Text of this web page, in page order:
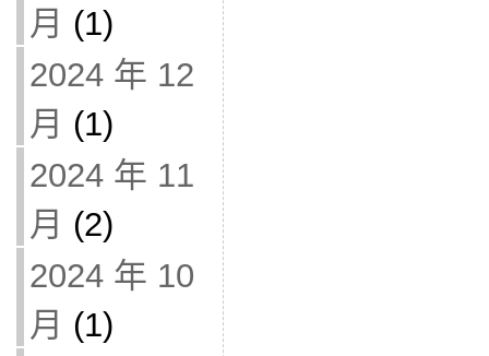
月 (1)
2024 年 12
月 (1)
2024 年 11
月 (2)
2024 年 10
月 (1)